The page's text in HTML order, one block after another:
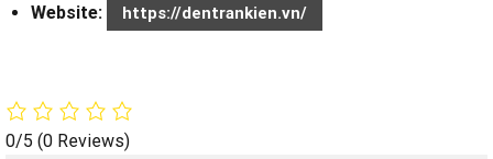
Website:
https://dentrankien.vn/
0/5 (0 Reviews)